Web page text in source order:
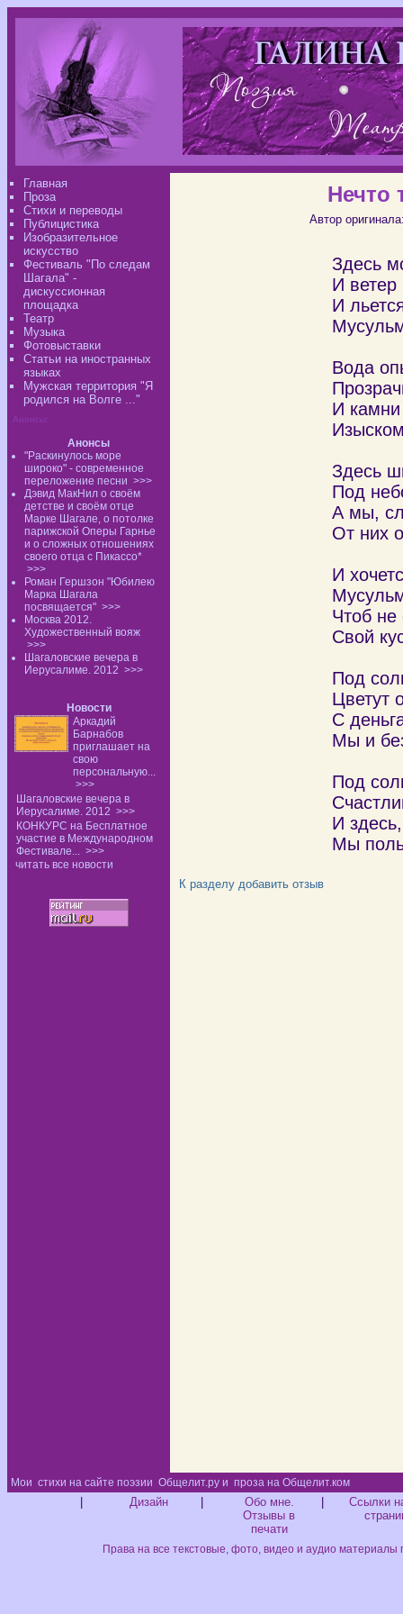
Главная
Проза
Стихи и переводы
Публицистика
Изобразительное
искусство
Фестиваль "По следам
Шагала" -
дискуссионная
площадка
Театр
Музыка
Фотовыставки
Статьи на иностранных
языках
Мужская территория "Я
родился на Волге ..."
Анонсы:
Анонсы
"Раскинулось море
широко" - современное
переложение песни >>>
Дэвид МакНил о своём
детстве и своём отце
Марке Шагале, о потолке
парижской Оперы Гарнье
и о сложных отношениях
своего отца с Пикассо*
>>>
Роман Гершзон "Юбилею
Марка Шагала
посвящается" >>>
Москва 2012.
Художественный вояж
>>>
Шагаловские вечера в
Иерусалиме. 2012 >>>
Новости
Аркадий
Барнабов
приглашает на
свою
персональную...
>>>
Шагаловские вечера в
Иерусалиме. 2012 >>>
КОНКУРС на Бесплатное
участие в Международном
Фестивале... >>>
читать все новости
Нечто
Автор
Здесь
И ветер
И
Вода
И
Здесь
Под
А мы,
От них
И
Чтоб не
Свой
Под
Цветут
С
Мы и
Под
И
Мы
К разделу добавить отзыв
Мои стихи на сайте поэзии Общелит.ру и проза на Общелит.ком
Дизайн
Обо мне.
Отзывы в
печати
Ссылки
Права на все текстовые, фото, видео и аудио